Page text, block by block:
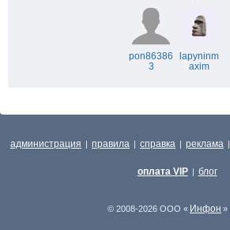
pon86386
3
lapyninm
axim
администрация | правила | справка | реклама |
оплата VIP | блог
© 2008-2026 ООО « Инфон »